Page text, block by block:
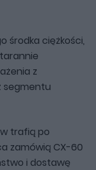
środka ciężkości,
z
segmentu
trafią po
zamówią CX-60
i dostawę